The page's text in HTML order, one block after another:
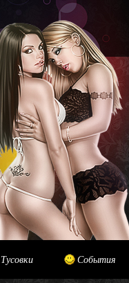
Тусовки События